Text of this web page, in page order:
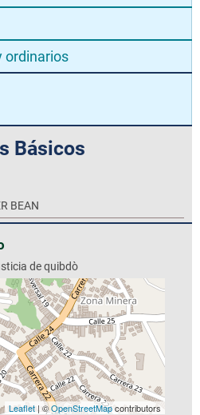
ordinarios
Básicos
BEAN
de quibdò
Leaflet| ©OpenStreetMapcontributors